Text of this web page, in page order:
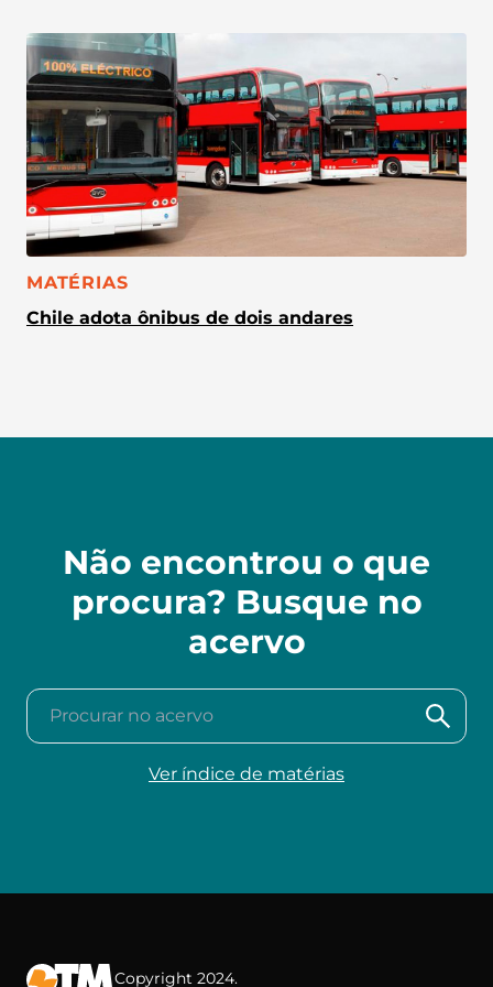
CATEGORIA:
MATÉRIAS
Chile adota ônibus de dois andares
Não encontrou o que
procura? Busque no
acervo
Procurar no acervo
Ver índice de matérias
Copyright 2024.